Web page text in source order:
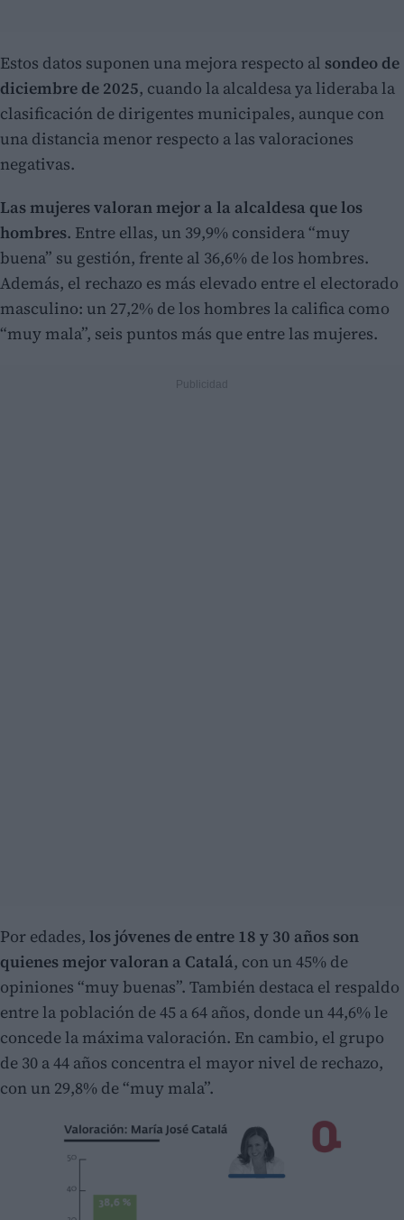
Estos datos suponen una mejora respecto al sondeo de
diciembre de 2025, cuando la alcaldesa ya lideraba la
clasificación de dirigentes municipales, aunque con
una distancia menor respecto a las valoraciones
negativas.
Las mujeres valoran mejor a la alcaldesa que los
hombres. Entre ellas, un 39,9% considera “muy
buena” su gestión, frente al 36,6% de los hombres.
Además, el rechazo es más elevado entre el electorado
masculino: un 27,2% de los hombres la califica como
“muy mala”, seis puntos más que entre las mujeres.
Por edades, los jóvenes de entre 18 y 30 años son
quienes mejor valoran a Catalá, con un 45% de
opiniones “muy buenas”. También destaca el respaldo
entre la población de 45 a 64 años, donde un 44,6% le
concede la máxima valoración. En cambio, el grupo
de 30 a 44 años concentra el mayor nivel de rechazo,
con un 29,8% de “muy mala”.